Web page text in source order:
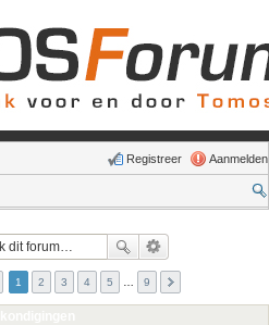
Aanmelden
Registreer
1 2 3 4 5 9